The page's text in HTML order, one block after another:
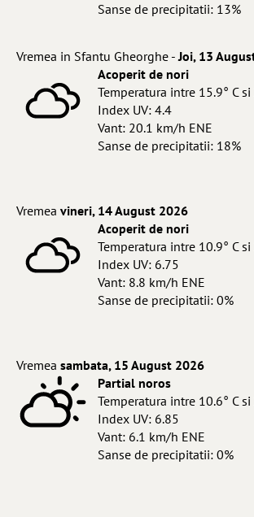
Sanse de precipitatii: 13%
Vremea in Sfantu Gheorghe -Joi, 13
Acoperit de nori
Temperatura intre 15.9° C si
Index UV: 4.4
Vant: 20.1 km/h ENE
Sanse de precipitatii: 18%
Vremea vineri, 14 August 2026
Acoperit de nori
Temperatura intre 10.9° C si
Index UV: 6.75
Vant: 8.8 km/h ENE
Sanse de precipitatii: 0%
Vremea sambata, 15 August 2026
Partial noros
Temperatura intre 10.6° C si
Index UV: 6.85
Vant: 6.1 km/h ENE
Sanse de precipitatii: 0%